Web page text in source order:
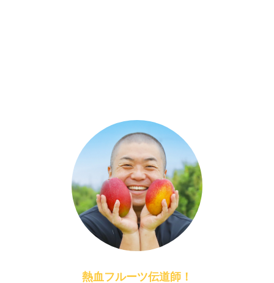
熱血フルーツ伝道師！